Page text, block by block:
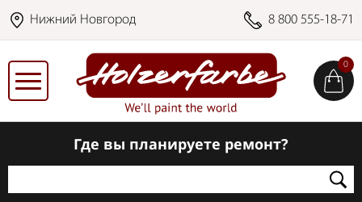
Нижний Новгород 8 800 555-18-71
0
Где вы планируете ремонт?